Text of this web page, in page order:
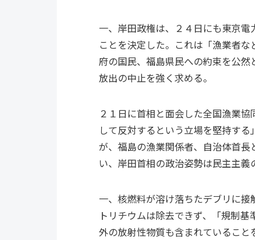
一、岸田政権は、２４日にも東京
ことを決定した。これは「漁業者
府の国民、福島県民への約束を公
放出の中止を強く求める。
２１日に首相と面会した全国漁業
して反対するという立場を堅持す
が、福島の漁業関係者、自治体首
い、岸田首相の政治姿勢は民主主義
一、核燃料が溶け落ちたデブリに
トリチウムは除去できず、「規制
外の放射性物質も含まれているこ